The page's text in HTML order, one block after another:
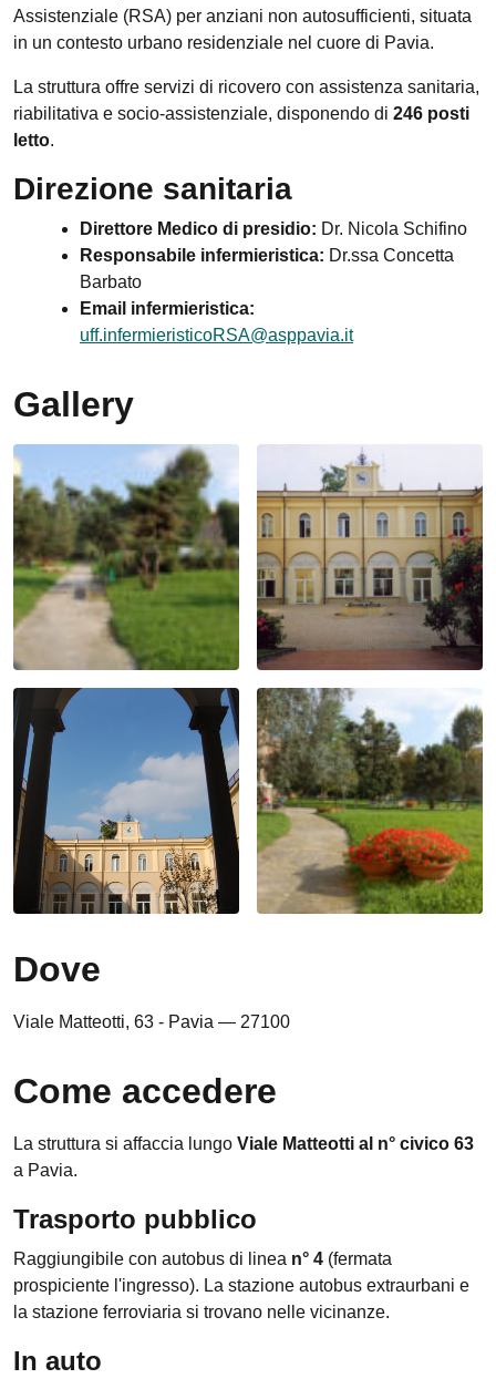
Assistenziale (RSA) per anziani non autosufficienti, situata
in un contesto urbano residenziale nel cuore di Pavia.
La struttura offre servizi di ricovero con assistenza sanitaria,
riabilitativa e socio-assistenziale, disponendo di 246 posti
letto.
Direzione sanitaria
Direttore Medico di presidio: Dr. Nicola Schifino
Responsabile infermieristica: Dr.ssa Concetta
Barbato
Email infermieristica:
uff.infermieristicoRSA@asppavia.it
Gallery
Dove
Viale Matteotti, 63 - Pavia — 27100
Come accedere
La struttura si affaccia lungo Viale Matteotti al n° civico 63
a Pavia.
Trasporto pubblico
Raggiungibile con autobus di linea n° 4 (fermata
prospiciente l'ingresso). La stazione autobus extraurbani e
la stazione ferroviaria si trovano nelle vicinanze.
In auto